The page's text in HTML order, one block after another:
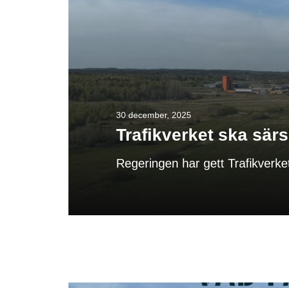
30 december, 2025
Trafikverket ska
Regeringen har gett